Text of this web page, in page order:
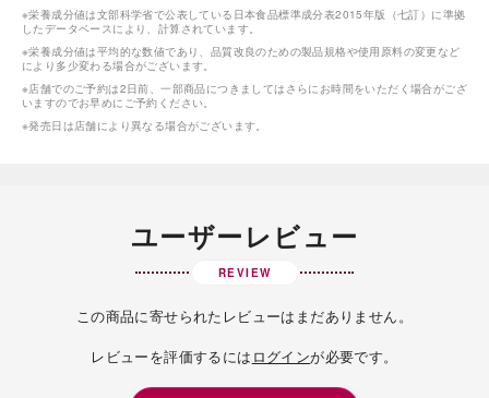
※栄養成分値は文部科学省で公表している日本食品標準成分表2015年版（七訂）に準拠
したデータベースにより、計算されています。
※栄養成分値は平均的な数値であり、品質改良のための製品規格や使用原料の変更など
により多少変わる場合がございます。
※店舗でのご予約は2日前、一部商品につきましてはさらにお時間をいただく場合がござ
いますのでお早めにご予約ください。
※発売日は店舗により異なる場合がございます。
ユーザーレビュー
REVIEW
この商品に寄せられたレビューはまだありません。
レビューを評価するには ログインが必要です。